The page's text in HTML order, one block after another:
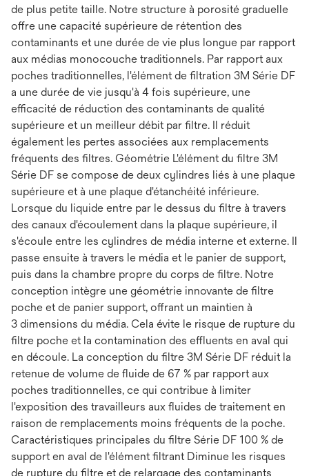
de plus petite taille. Notre structure à porosité graduelle
offre une capacité supérieure de rétention des
contaminants et une durée de vie plus longue par rapport
aux médias monocouche traditionnels. Par rapport aux
poches traditionnelles, l'élément de filtration 3M Série DF
a une durée de vie jusqu'à 4 fois supérieure, une
efficacité de réduction des contaminants de qualité
supérieure et un meilleur débit par filtre. Il réduit
également les pertes associées aux remplacements
fréquents des filtres. Géométrie L'élément du filtre 3M
Série DF se compose de deux cylindres liés à une plaque
supérieure et à une plaque d'étanchéité inférieure.
Lorsque du liquide entre par le dessus du filtre à travers
des canaux d'écoulement dans la plaque supérieure, il
s'écoule entre les cylindres de média interne et externe. Il
passe ensuite à travers le média et le panier de support,
puis dans la chambre propre du corps de filtre. Notre
conception intègre une géométrie innovante de filtre
poche et de panier support, offrant un maintien à
3 dimensions du média. Cela évite le risque de rupture du
filtre poche et la contamination des effluents en aval qui
en découle. La conception du filtre 3M Série DF réduit la
retenue de volume de fluide de 67 % par rapport aux
poches traditionnelles, ce qui contribue à limiter
l'exposition des travailleurs aux fluides de traitement en
raison de remplacements moins fréquents de la poche.
Caractéristiques principales du filtre Série DF 100 % de
support en aval de l'élément filtrant Diminue les risques
de rupture du filtre et de relargage des contaminants